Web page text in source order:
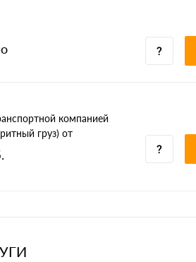
компанией
груз) от